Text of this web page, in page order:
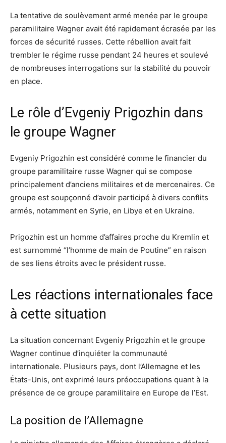
La tentative de soulèvement armé menée par le groupe
paramilitaire Wagner avait été rapidement écrasée par les
forces de sécurité russes. Cette rébellion avait fait
trembler le régime russe pendant 24 heures et soulevé
de nombreuses interrogations sur la stabilité du pouvoir
en place.
Le rôle d’Evgeniy Prigozhin dans
le groupe Wagner
Evgeniy Prigozhin est considéré comme le financier du
groupe paramilitaire russe Wagner qui se compose
principalement d’anciens militaires et de mercenaires. Ce
groupe est soupçonné d’avoir participé à divers conflits
armés, notamment en Syrie, en Libye et en Ukraine.
Prigozhin est un homme d’affaires proche du Kremlin et
est surnommé “l’homme de main de Poutine” en raison
de ses liens étroits avec le président russe.
Les réactions internationales face
à cette situation
La situation concernant Evgeniy Prigozhin et le groupe
Wagner continue d’inquiéter la communauté
internationale. Plusieurs pays, dont l’Allemagne et les
États-Unis, ont exprimé leurs préoccupations quant à la
présence de ce groupe paramilitaire en Europe de l’Est.
La position de l’Allemagne